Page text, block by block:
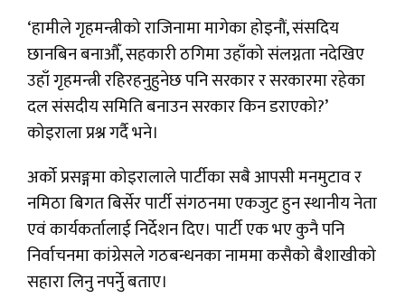
‘हामीले गृहमन्त्रीको राजिनामा मागेका होइनौं, संसदिय
छानबिन बनाऔँ, सहकारी ठगिमा उहाँको संलग्नता नदेखिए
उहाँ गृहमन्त्री रहिरहनुहुनेछ पनि सरकार र सरकारमा रहेका
दल संसदीय समिति बनाउन सरकार किन डराएको?’
कोइराला प्रश्न गर्दै भने।
अर्को प्रसङ्गमा कोइरालाले पार्टीका सबै आपसी मनमुटाव र
नमिठा बिगत बिर्सेर पार्टी संगठनमा एकजुट हुन स्थानीय नेता
एवं कार्यकर्तालाई निर्देशन दिए। पार्टी एक भए कुनै पनि
निर्वाचनमा कांग्रेसले गठबन्धनका नाममा कसैको बैशाखीको
सहारा लिनु नपर्नुे बताए।